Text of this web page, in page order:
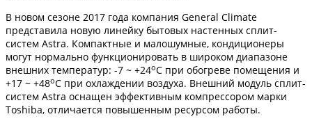
В новом сезоне 2017 года компания General Climate
представила новую линейку бытовых настенных сплит-
систем Astra. Компактные и малошумные, кондиционеры
могут нормально функционировать в широком диапазоне
внешних температур: -7 ~ +24оC при обогреве помещения и
+17 ~ +48оC при охлаждении воздуха. Внешний модуль сплит-
систем Astra оснащен эффективным компрессором марки
Toshiba, отличается повышенным ресурсом работы.